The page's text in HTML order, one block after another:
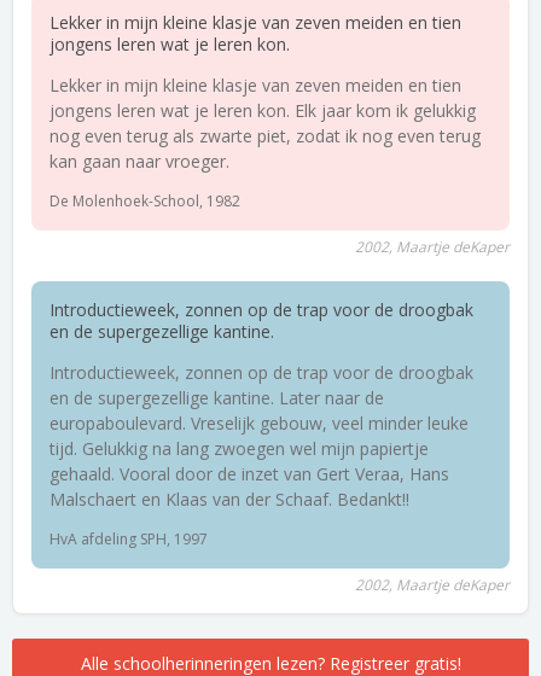
Lekker in mijn kleine klasje van zeven meiden en tien
jongens leren wat je leren kon.
Lekker in mijn kleine klasje van zeven meiden en tien
jongens leren wat je leren kon. Elk jaar kom ik gelukkig
nog even terug als zwarte piet, zodat ik nog even terug
kan gaan naar vroeger.
De Molenhoek-School, 1982
2002, Maartje deKaper
Introductieweek, zonnen op de trap voor de droogbak
en de supergezellige kantine.
Introductieweek, zonnen op de trap voor de droogbak
en de supergezellige kantine. Later naar de
europaboulevard. Vreselijk gebouw, veel minder leuke
tijd. Gelukkig na lang zwoegen wel mijn papiertje
gehaald. Vooral door de inzet van Gert Veraa, Hans
Malschaert en Klaas van der Schaaf. Bedankt!!
HvA afdeling SPH, 1997
2002, Maartje deKaper
Alle schoolherinneringen lezen? Registreer gratis!